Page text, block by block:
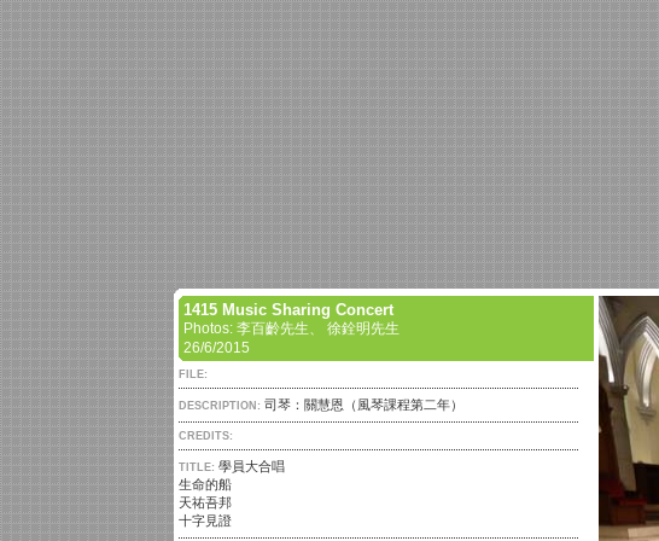
1415 Music Sharing Concert
Photos: 李百齡先生、 徐銓明先生
26/6/2015
FILE:
DESCRIPTION: 司琴：關慧恩（風琴課程第二年）
CREDITS:
TITLE: 學員大合唱
生命的船
天祐吾邦
十字見證